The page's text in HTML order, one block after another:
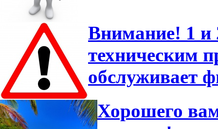
Внимание! 1 и
техническим
обслуживает
Хорошего